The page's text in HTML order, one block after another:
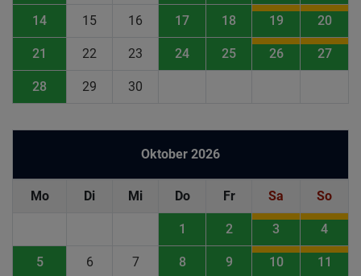
14 15 16 17 18 19 20
21 22 23 24 25 26 27
28 29 30
Oktober 2026
Mo Di Mi Do Fr Sa So
1 2 3 4
5 6 7 8 9 10 11